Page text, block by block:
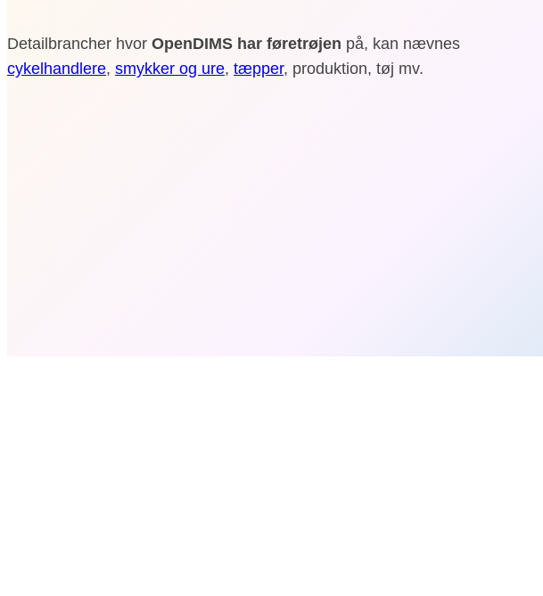
Detailbrancher hvor OpenDIMS har føretrøjen på, kan nævnes
cykelhandlere, smykker og ure, tæpper, produktion, tøj mv.